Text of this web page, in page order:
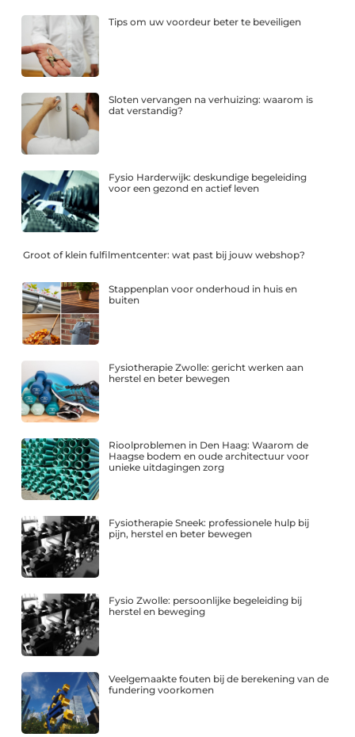
Tips om uw voordeur beter te beveiligen
Sloten vervangen na verhuizing: waarom is
dat verstandig?
Fysio Harderwijk: deskundige begeleiding
voor een gezond en actief leven
Groot of klein fulfilmentcenter: wat past bij jouw webshop?
Stappenplan voor onderhoud in huis en
buiten
Fysiotherapie Zwolle: gericht werken aan
herstel en beter bewegen
Rioolproblemen in Den Haag: Waarom de
Haagse bodem en oude architectuur voor
unieke uitdagingen zorg
Fysiotherapie Sneek: professionele hulp bij
pijn, herstel en beter bewegen
Fysio Zwolle: persoonlijke begeleiding bij
herstel en beweging
Veelgemaakte fouten bij de berekening van de
fundering voorkomen